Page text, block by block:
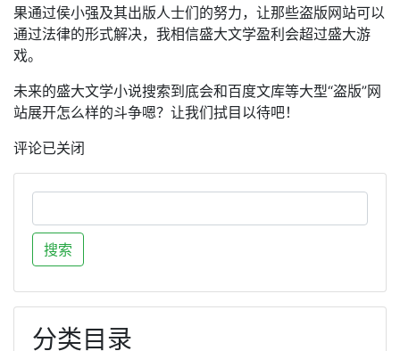
果通过侯小强及其出版人士们的努力，让那些盗版网站可以
通过法律的形式解决，我相信盛大文学盈利会超过盛大游
戏。
未来的盛大文学小说搜索到底会和百度文库等大型“盗版”网
站展开怎么样的斗争嗯？让我们拭目以待吧！
评论已关闭
分类目录